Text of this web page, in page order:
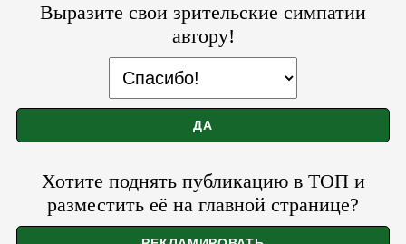
Выразите свои зрительские симпатии
автору!
Хотите поднять публикацию в ТОП и
разместить её на главной странице?